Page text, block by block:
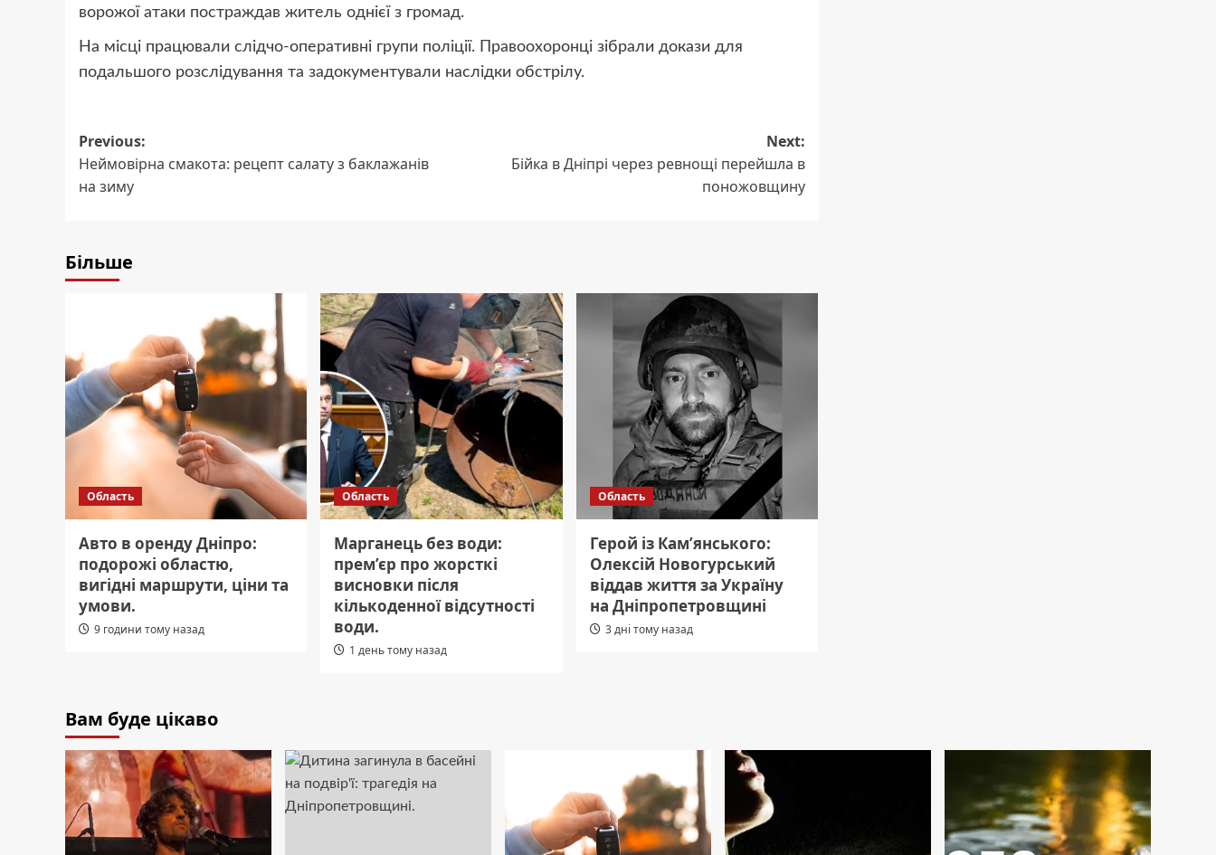
ворожої атаки постраждав житель однієї з громад.
На місці працювали слідчо-оперативні групи поліції. Правоохоронці зібрали докази для
подальшого розслідування та задокументували наслідки обстрілу.
Post
navigation
Previous:
Неймовірна смакота: рецепт салату з баклажанів
на зиму
Next:
Бійка в Дніпрі через ревнощі перейшла в
поножовщину
Більше
Область
Авто в оренду Дніпро:
подорожі областю,
вигідні маршрути, ціни та
умови.
9 години тому назад
Область
Марганець без води:
прем’єр про жорсткі
висновки після
кількоденної відсутності
води.
1 день тому назад
Область
Герой із Кам’янського:
Олексій Новогурський
віддав життя за Україну
на Дніпропетровщині
3 дні тому назад
Вам буде цікаво